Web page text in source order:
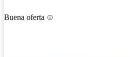
Buena oferta